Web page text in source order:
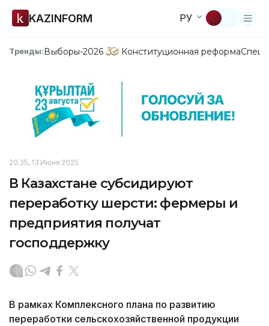
KAZINFORM РУ
Тренды:Выборы-2026 Конституционная реформа
20:35, 13 Июня 2025
В Казахстане субсидируют
переработку шерсти: фермеры и
предприятия получат
господдержку
В рамках Комплексного плана по развитию
переработки сельскохозяйственной продукции